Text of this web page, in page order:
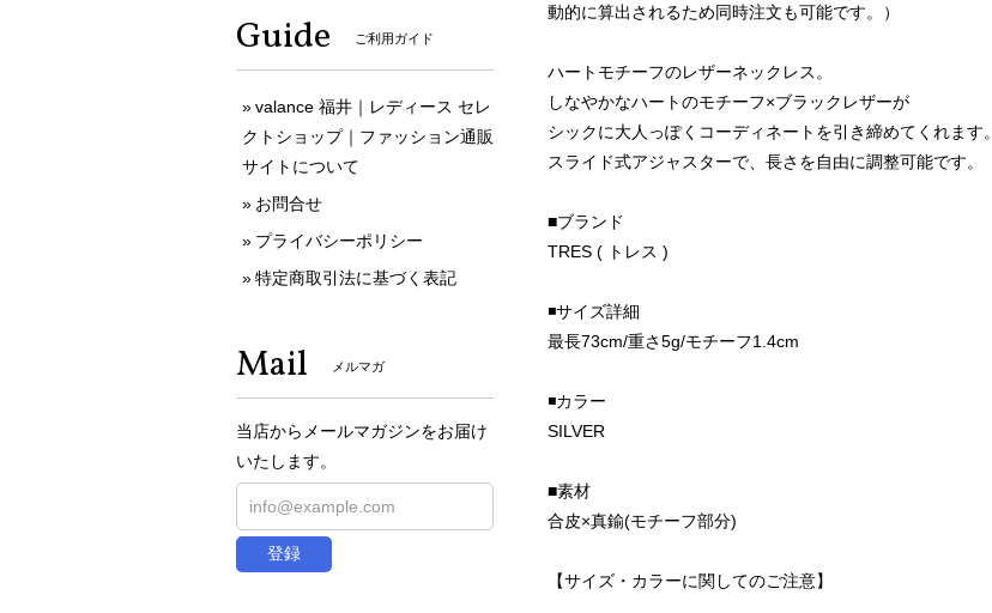
動的に算出されるため同時注文も可能です。）
ハートモチーフのレザーネックレス。
しなやかなハートのモチーフ×ブラックレザーが
シックに大人っぽくコーディネートを引き締めてくれます。
スライド式アジャスターで、長さを自由に調整可能です。
■ブランド
TRES ( トレス )
◾️サイズ詳細
最長73cm/重さ5g/モチーフ1.4cm
◾️カラー
SILVER
■素材
合皮×真鍮(モチーフ部分)
【サイズ・カラーに関してのご注意】
Guide ご利用ガイド
valance 福井｜レディース セレ
クトショップ｜ファッション通販
サイトについて
お問合せ
プライバシーポリシー
特定商取引法に基づく表記
Mail メルマガ
当店からメールマガジンをお届け
いたします。
登録